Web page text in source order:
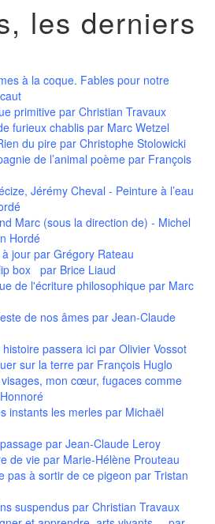
les derniers
à la coque. Fables pour notre
primitive par Christian Travaux
furieux chablis par Marc Wetzel
du pire par Christophe Stolowicki
de l’animal poème par François
Jérémy Cheval - Peinture à l’eau
Marc (sous la direction de) - Michel
Hordé
jour par Grégory Rateau
box par Brice Liaud
de l'écriture philosophique par Marc
de nos âmes par Jean-Claude
passera ici par Olivier Vossot
sur la terre par François Huglo
mon cœur, fugaces comme
instants les merles par Michaël
par Jean-Claude Leroy
de vie par Marie-Hélène Prouteau
pas à sortir de ce pigeon par Tristan
suspendus par Christian Travaux